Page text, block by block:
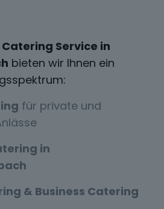
Catering Service in
bieten wir Ihnen ein
für private und
in
& Business Catering